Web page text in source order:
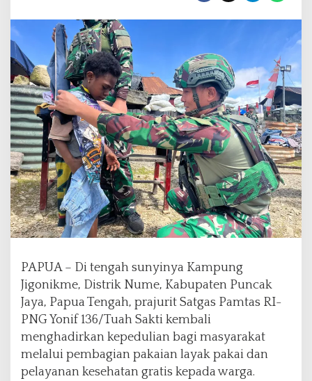
S
u
n
y
i
J
i
g
o
n
i
k
m
e
T
H
a
d
M
e
m
PAPUA – Di tengah sunyinya Kampung
Jigonikme, Distrik Nume, Kabupaten Puncak
Jaya, Papua Tengah, prajurit Satgas Pamtas RI-
PNG Yonif 136/Tuah Sakti kembali
menghadirkan kepedulian bagi masyarakat
melalui pembagian pakaian layak pakai dan
pelayanan kesehatan gratis kepada warga.